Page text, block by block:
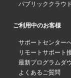
パブリッククラウ
ご利用中のお客様
サポートセンター
リモートサポート
最新プログラムダ
よくあるご質問